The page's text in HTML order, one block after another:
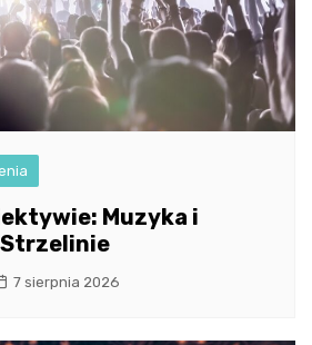
Muzyka i
7 sierpnia 2026